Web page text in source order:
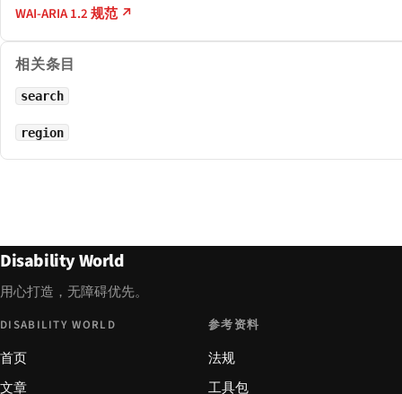
WAI-ARIA 1.2 规范 ↗
相关条目
search
region
Disability World
用心打造，无障碍优先。
DISABILITY WORLD
首页
文章
参考资料
法规
工具包